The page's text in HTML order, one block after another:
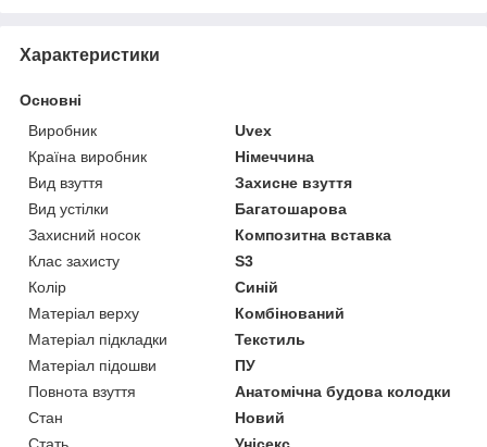
Характеристики
Основні
Виробник
Uvex
Країна виробник
Німеччина
Вид взуття
Захисне взуття
Вид устілки
Багатошарова
Захисний носок
Композитна вставка
Клас захисту
S3
Колір
Синій
Матеріал верху
Комбінований
Матеріал підкладки
Текстиль
Матеріал підошви
ПУ
Повнота взуття
Анатомічна будова колодки
Стан
Новий
Стать
Унісекс